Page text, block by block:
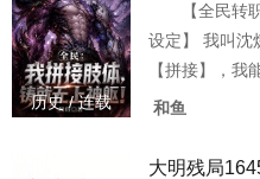
\n瓶：笑而不
花：笑而不语
历史 / 连载
【全民转
设定】 我叫沈
【拼接】，我
己身上。 在
不断挑战强大
和鱼
大明残局